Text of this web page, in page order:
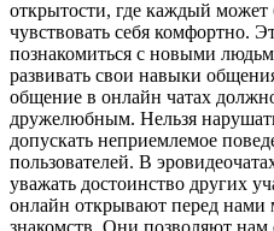
открытости, где каждый
чувствовать себя комфортно.
познакомиться с новыми
развивать свои навыки
общение в онлайн чатах
дружелюбным. Нельзя
допускать неприемлемое
пользователей. В
уважать достоинство других
онлайн открывают перед
знакомств. Они позволяют нам